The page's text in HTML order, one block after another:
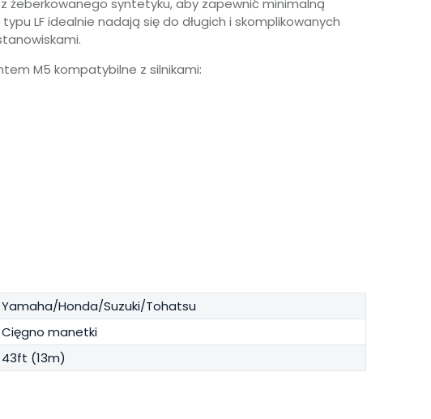
żeberkowanego syntetyku, aby zapewnić minimalną
LF idealnie nadają się do długich i skomplikowanych
M5 kompatybilne z silnikami:
Yamaha/Honda/Suzuki/Tohatsu
Cięgno manetki
43ft (13m)